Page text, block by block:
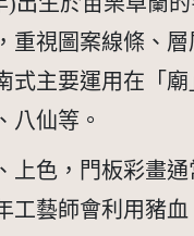
重視圖案線條、
式主要運用在「
八仙等。
色，門板彩畫通
工藝師會利用豬